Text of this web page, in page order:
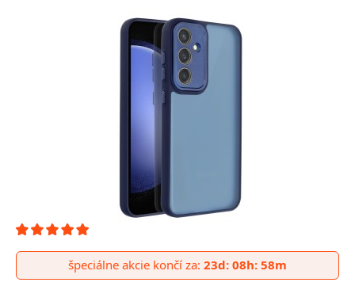
špeciálne akcie končí za: 23d: 08h: 58m